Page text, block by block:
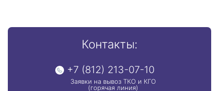
Контакты:
+7 (812) 213-07-10
Заявки на вывоз ТКО и КГО
(горячая линия)